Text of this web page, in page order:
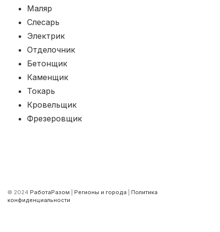
Маляр
Слесарь
Электрик
Отделочник
Бетонщик
Каменщик
Токарь
Кровельщик
Фрезеровщик
© 2024 РаботаРазом Регионы и города
Политика
конфиденциальности